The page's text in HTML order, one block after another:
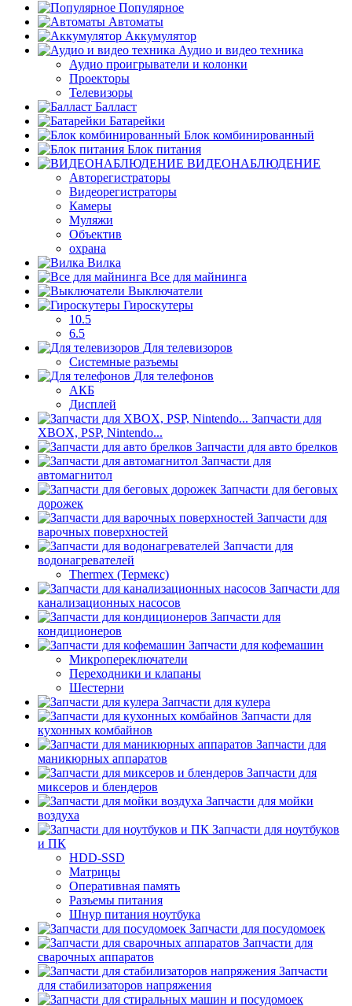
Популярное
Автоматы
Аккумулятор
Аудио и видео техника
Аудио проигрыватели и колонки
Проекторы
Телевизоры
Балласт
Батарейки
Блок комбинированный
Блок питания
ВИДЕОНАБЛЮДЕНИЕ
Авторегистраторы
Видеорегистраторы
Камеры
Муляжи
Объектив
охрана
Вилка
Все для майнинга
Выключатели
Гироскутеры
10.5
6.5
Для телевизоров
Системные разъемы
Для телефонов
АКБ
Дисплей
Запчасти для
XBOX, PSP, Nintendo...
Запчасти для авто брелков
Запчасти для
автомагнитол
Запчасти для беговых
дорожек
Запчасти для
варочных поверхностей
Запчасти для
водонагревателей
Thermex (Термекс)
Запчасти для
канализационных насосов
Запчасти для
кондиционеров
Запчасти для кофемашин
Микропереключатели
Переходники и клапаны
Шестерни
Запчасти для кулера
Запчасти для
кухонных комбайнов
Запчасти для
маникюрных аппаратов
Запчасти для
миксеров и блендеров
Запчасти для мойки
воздуха
Запчасти для ноутбуков
и ПК
HDD-SSD
Матрицы
Оперативная память
Разъемы питания
Шнур питания ноутбука
Запчасти для посудомоек
Запчасти для
сварочных аппаратов
Запчасти
для стабилизаторов напряжения